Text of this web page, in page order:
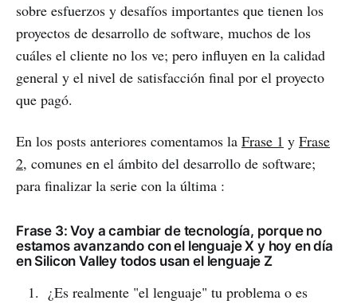
sobre esfuerzos y desafíos importantes que tienen los
proyectos de desarrollo de software, muchos de los
cuáles el cliente no los ve; pero influyen en la calidad
general y el nivel de satisfacción final por el proyecto
que pagó.
En los posts anteriores comentamos la Frase 1 y Frase
2, comunes en el ámbito del desarrollo de software;
para finalizar la serie con la última :
Frase 3: Voy a cambiar de tecnología, porque no
estamos avanzando con el lenguaje X y hoy en día
en Silicon Valley todos usan el lenguaje Z
¿Es realmente "el lenguaje" tu problema o es